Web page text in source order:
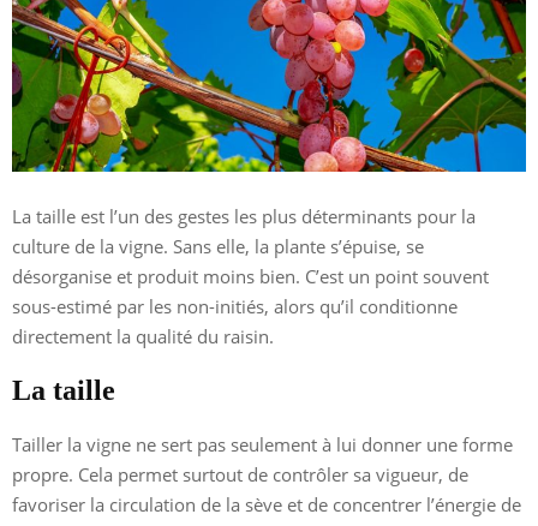
La taille est l’un des gestes les plus déterminants pour la
culture de la vigne. Sans elle, la plante s’épuise, se
désorganise et produit moins bien. C’est un point souvent
sous-estimé par les non-initiés, alors qu’il conditionne
directement la qualité du raisin.
La taille
Tailler la vigne ne sert pas seulement à lui donner une forme
propre. Cela permet surtout de contrôler sa vigueur, de
favoriser la circulation de la sève et de concentrer l’énergie de